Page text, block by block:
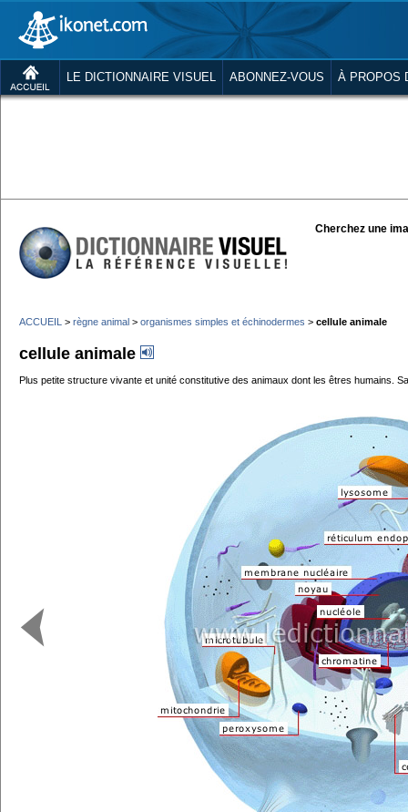
LE DICTIONNAIRE VISUEL ABONNEZ-VOUS À PROPOS
Cherchez une
ACCUEIL > règne animal > organismes simples et échinodermes > cellule animale
cellule animale
Plus petite structure vivante et unité constitutive des animaux dont les êtres humains.